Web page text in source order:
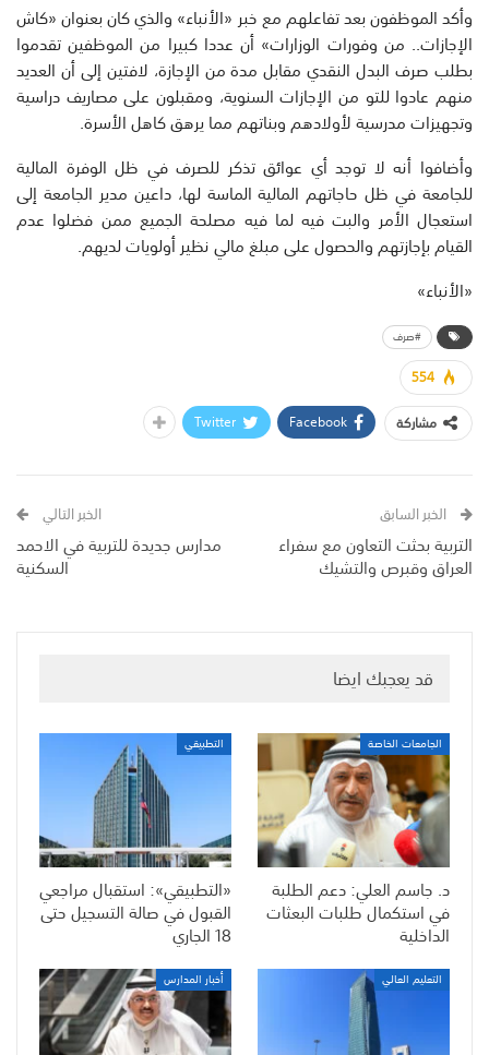
وأكد الموظفون بعد تفاعلهم مع خبر «الأنباء» والذي كان بعنوان «كاش
الإجازات.. من وفورات الوزارات» أن عددا كبيرا من الموظفين تقدموا
بطلب صرف البدل النقدي مقابل مدة من الإجازة، لافتين إلى أن العديد
منهم عادوا للتو من الإجازات السنوية، ومقبلون على مصاريف دراسية
وتجهيزات مدرسية لأولادهم وبناتهم مما يرهق كاهل الأسرة.
وأضافوا أنه لا توجد أي عوائق تذكر للصرف في ظل الوفرة المالية
للجامعة في ظل حاجاتهم المالية الماسة لها، داعين مدير الجامعة إلى
استعجال الأمر والبت فيه لما فيه مصلحة الجميع ممن فضلوا عدم
القيام بإجازتهم والحصول على مبلغ مالي نظير أولويات لديهم.
«الأنباء»
#صرف
554
مشاركة
Facebook
Twitter
الخبر السابق
التربية بحثت التعاون مع سفراء
العراق وقبرص والتشيك
الخبر التالي
مدارس جديدة للتربية في الاحمد
السكنية
قد يعجبك ايضا
الجامعات الخاصة
د. جاسم العلي: دعم الطلبة
في استكمال طلبات البعثات
الداخلية
التطبيقي
«التطبيقي»: استقبال مراجعي
القبول في صالة التسجيل حتى
18 الجاري
التعليم العالي أخبار المدارس